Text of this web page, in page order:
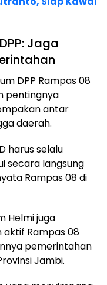
Jaga
DPP Rampas 08
pentingnya
antar
daerah.
harus selalu
secara langsung
Rampas 08 di
Helmi juga
Rampas 08
pemerintahan
Jambi.